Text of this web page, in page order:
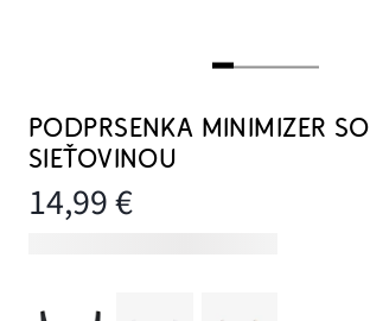
PODPRSENKA MINIMIZER SO
SIEŤOVINOU
14,99 €